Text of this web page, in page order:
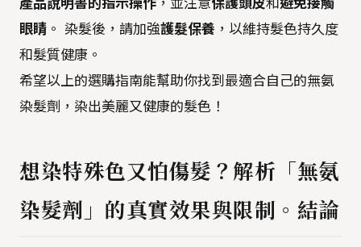
產品說明書的指示操作 ，並注意保護頭皮和避免接觸
眼睛 。 染髮後，請加強護髮保養 ，以維持髮色持久度
和髮質健康。
希望以上的選購指南能幫助你找到最適合自己的無氨
染髮劑，染出美麗又健康的髮色！
想染特殊色又怕傷髮？解析「無氨
染髮劑」的真實效果與限制。結論